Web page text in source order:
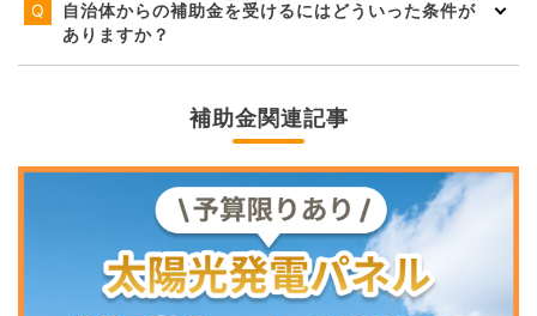
自治体からの補助金を受けるにはどういった条件が
ありますか？
補助金関連記事